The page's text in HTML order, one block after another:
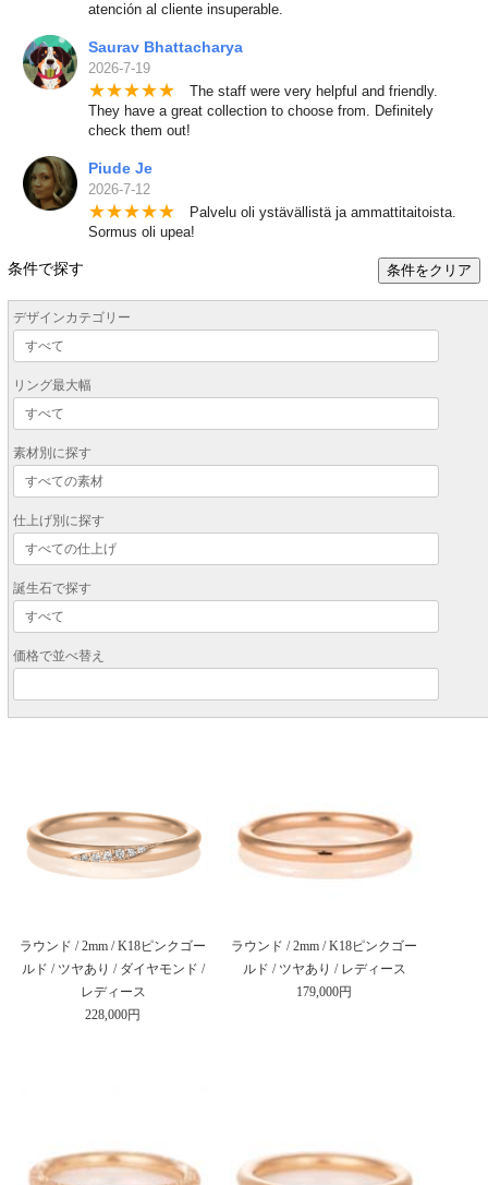
atención al cliente insuperable.
Saurav Bhattacharya
2026-7-19
★★★★★ The staff were very helpful and friendly.
They have a great collection to choose from. Definitely
check them out!
Piude Je
2026-7-12
★★★★★ Palvelu oli ystävällistä ja ammattitaitoista.
Sormus oli upea!
条件で探す 条件をクリア
デザインカテゴリー
リング最大幅
素材別に探す
仕上げ別に探す
誕生石で探す
価格で並べ替え
ラウンド / 2mm / K18ピンクゴー
ルド / ツヤあり / ダイヤモンド /
レディース
228,000円
ラウンド / 2mm / K18ピンクゴー
ルド / ツヤあり / レディース
179,000円